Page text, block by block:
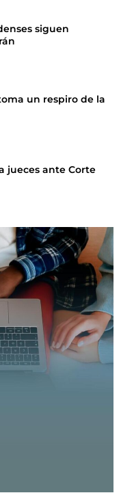
siguen
un respiro de la
jueces ante Corte